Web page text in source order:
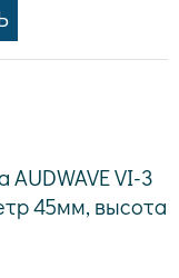
VI-3
45мм, высота